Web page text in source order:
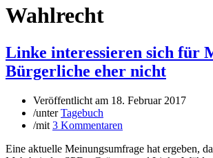
Wahlrecht
Linke interessieren sich für
Bürgerliche eher nicht
Veröffentlicht am 18. Februar 2017
/unterTagebuch
/mit 3 Kommentaren
Eine aktuelle Meinungsumfrage hat ergeben,